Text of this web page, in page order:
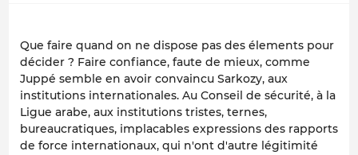
Que faire quand on ne dispose pas des élements pour
décider ? Faire confiance, faute de mieux, comme
Juppé semble en avoir convaincu Sarkozy, aux
institutions internationales. Au Conseil de sécurité, à la
Ligue arabe, aux institutions tristes, ternes,
bureaucratiques, implacables expressions des rapports
de force internationaux, qui n'ont d'autre légitimité